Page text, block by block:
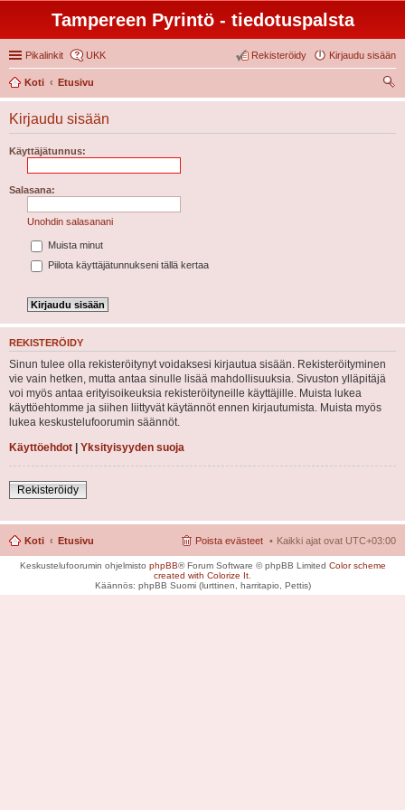
Tampereen Pyrintö - tiedotuspalsta
Pikalinkit UKK Kirjaudu sisään
Rekisteröidy
Koti
Etusivu
tsi
Kirjaudu sisään
Käyttäjätunnus:
Salasana:
Unohdin salasanani
Muista minut
Piilota käyttäjätunnukseni tällä kertaa
REKISTERÖIDY
Sinun tulee olla rekisteröitynyt voidaksesi kirjautua sisään. Rekisteröityminen
vie vain hetken, mutta antaa sinulle lisää mahdollisuuksia. Sivuston ylläpitäjä
voi myös antaa erityisoikeuksia rekisteröityneille käyttäjille. Muista lukea
käyttöehtomme ja siihen liittyvät käytännöt ennen kirjautumista. Muista myös
lukea keskustelufoorumin säännöt.
Käyttöehdot | Yksityisyyden suoja
Rekisteröidy
Koti Etusivu Kaikki ajat ovat UTC+03:00
Poista evästeet
Keskustelufoorumin ohjelmisto phpBB® Forum Software © phpBB Limited Color scheme
created with Colorize It
Käännös: phpBB Suomi (lurttinen, harritapio, Pettis)